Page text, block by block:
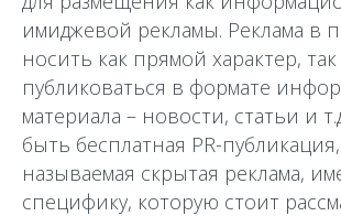
имиджевой рекламы. Реклама в
носить как прямой характер,
публиковаться в формате
материала – новости, статьи и
быть бесплатная PR-
называемая скрытая реклама,
специфику, которую стоит